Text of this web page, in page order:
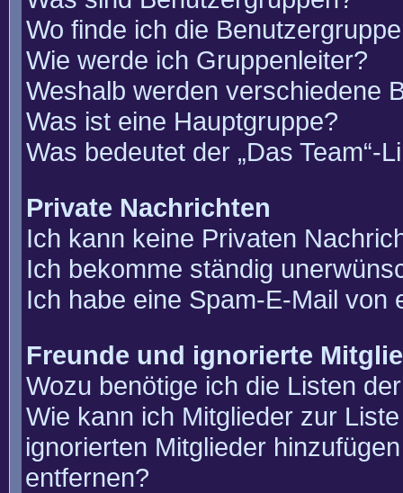
Wo finde ich die
Wie werde ich Gruppenleiter?
Weshalb werden verschiedene
Was ist eine Hauptgruppe?
Was bedeutet der „Das Team“-
Private Nachrichten
Ich kann keine Privaten
Ich bekomme ständig
Ich habe eine Spam-E-Mail von
Freunde und ignorierte
Wozu benötige ich die Listen
Wie kann ich Mitglieder zur
ignorierten Mitglieder
entfernen?